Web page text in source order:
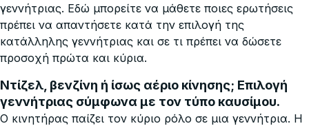
γεννήτριας. Εδώ μπορείτε να μάθετε ποιες ερωτήσεις
πρέπει να απαντήσετε κατά την επιλογή της
κατάλληλης γεννήτριας και σε τι πρέπει να δώσετε
προσοχή πρώτα και κύρια.
Ντίζελ, βενζίνη ή ίσως αέριο κίνησης; Επιλογή
γεννήτριας σύμφωνα με τον τύπο καυσίμου.
Ο κινητήρας παίζει τον κύριο ρόλο σε μια γεννήτρια. Η